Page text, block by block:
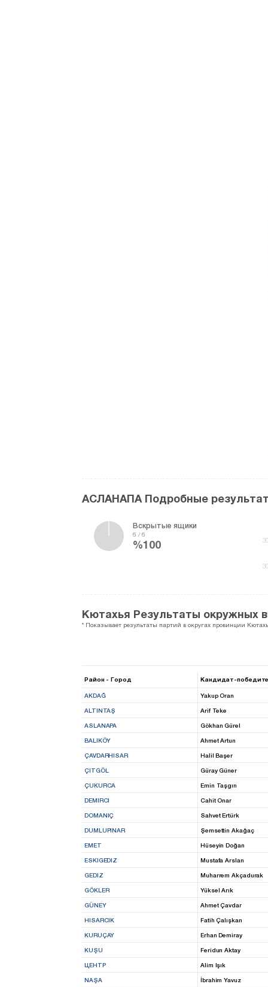
АСЛАНАПА Подробные
Вскрытые ящики
6 / 6
%100
Кютахья Результаты окружных
* Показывает результаты партий в округах провинции
Район - Город Кандидат-
AKDAĞ Yakup Oran
ALTINTAŞ Arif Teke
ASLANAPA Gökhan Gürel
BALIKÖY Ahmet Artun
ÇAVDARHISAR Halil Başer
ÇITGÖL Güray Güner
ÇUKURCA Emin Taşgın
DEMIRCI Cahit Onar
DOMANIÇ Sahvet Ertürk
DUMLUPINAR Şemsettin Akağaç
EMET Hüseyin Doğan
ESKIGEDIZ Mustafa Arslan
GEDIZ Muharrem Akçadurak
GÖKLER Yüksel Arık
GÜNEY Ahmet Çavdar
HISARCIK Fatih Çalışkan
KURUÇAY Erhan Demiray
KUŞU Feridun Aktay
ЦЕНТР Alim Işık
NAŞA İbrahim Yavuz